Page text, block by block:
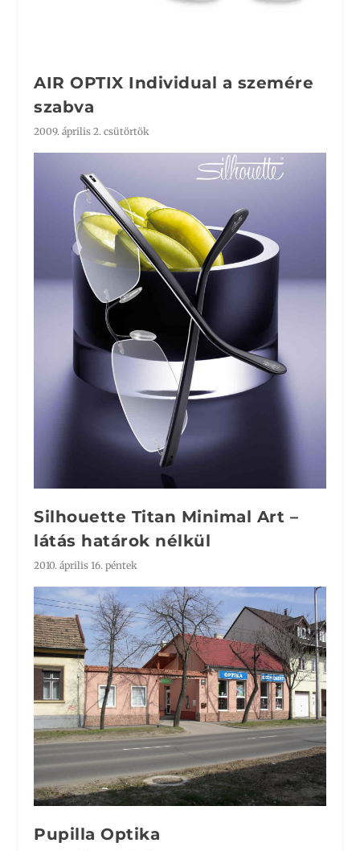
AIR OPTIX Individual a szemére
szabva
2009. április 2. csütörtök
Silhouette Titan Minimal Art –
látás határok nélkül
2010. április 16. péntek
Pupilla Optika